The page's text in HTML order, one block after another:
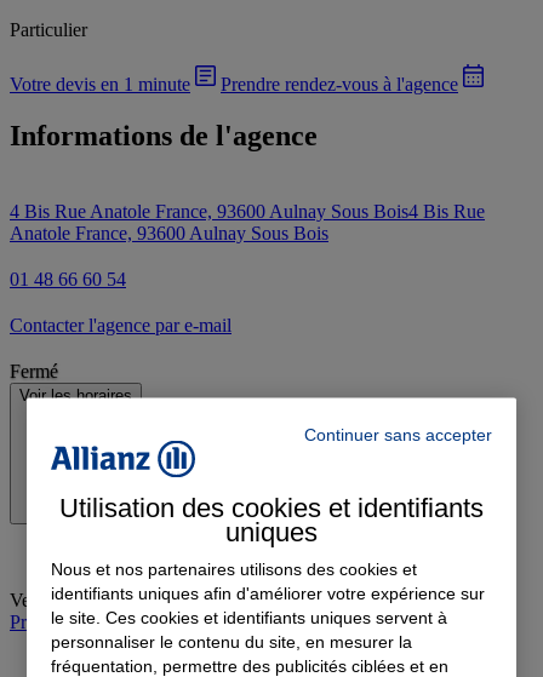
Particulier
Votre devis en 1 minute Prendre rendez-vous à l'agence
Informations de l'agence
4 Bis Rue Anatole France, 93600 Aulnay Sous Bois4 Bis Rue
Anatole France, 93600 Aulnay Sous Bois
01 48 66 60 54
Contacter l'agence par e-mail
Fermé
Voir les horaires
Vendredi: 09:30-12:30, 14:00-18:00
Prendre rendez-vous à l'agence
Continuer sans accepter
Utilisation des cookies et identifiants
uniques
Nous et nos partenaires utilisons des cookies et
identifiants uniques afin d'améliorer votre expérience sur
le site. Ces cookies et identifiants uniques servent à
personnaliser le contenu du site, en mesurer la
fréquentation, permettre des publicités ciblées et en